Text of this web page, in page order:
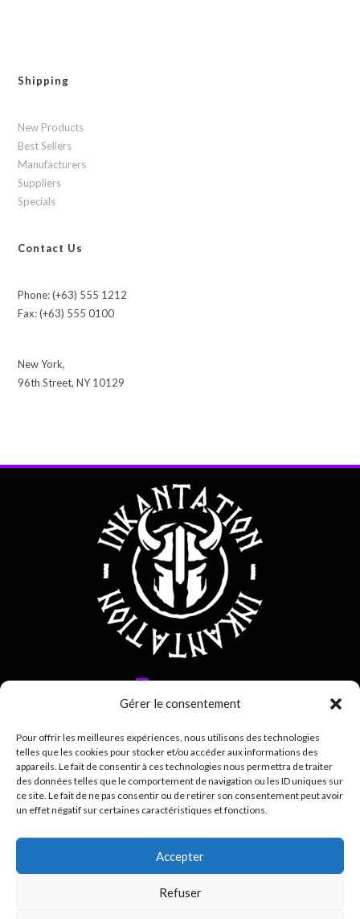
Gérer le consentement
Pour offrir les meilleures expériences, nous utilisons des technologies
telles que les cookies pour stocker et/ou accéder aux informations des
appareils. Le fait de consentir à ces technologies nous permettra de traiter
des données telles que le comportement de navigation ou les ID uniques sur
ce site. Le fait de ne pas consentir ou de retirer son consentement peut avoir
un effet négatif sur certaines caractéristiques et fonctions.
Accepter
Refuser
Shipping
New Products
Best Sellers
Manufacturers
Suppliers
Specials
Contact Us
Phone: (+63) 555 1212
Fax: (+63) 555 0100
New York,
96th Street, NY 10129
0692 42 38 80
contact@inkantation.re
Suivez-nous sur